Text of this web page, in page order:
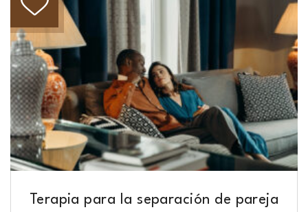
Terapia para la separación de pareja